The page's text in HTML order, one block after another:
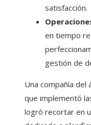
satisfacción.
en tiempo
gestión de
Una compañía
que implementó
logró recortar en